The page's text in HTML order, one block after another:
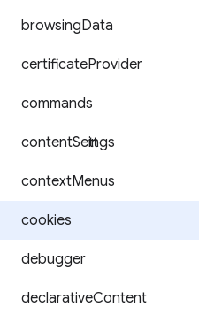
browsingData
certificateProvider
commands
contentSettings
contextMenus
cookies
debugger
declarativeContent